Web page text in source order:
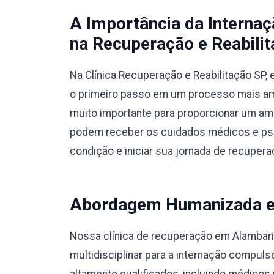
A Importância da
na Recuperação e
Na Clínica Recuperação e Reabilitação
o primeiro passo em um processo mais
muito importante para proporcionar um
podem receber os cuidados médicos e
condição e iniciar sua jornada de
Abordagem Humanizada
Nossa clínica de recuperação em
multidisciplinar para a internação